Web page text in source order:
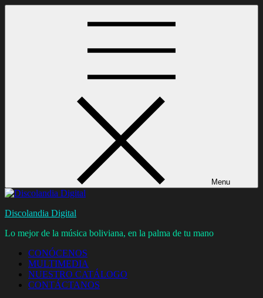
Skip
Menu
Discolandia Digital
Lo mejor de la música boliviana, en la palma de tu mano
CONÓCENOS
MULTIMEDIA
NUESTRO CATÁLOGO
CONTÁCTANOS